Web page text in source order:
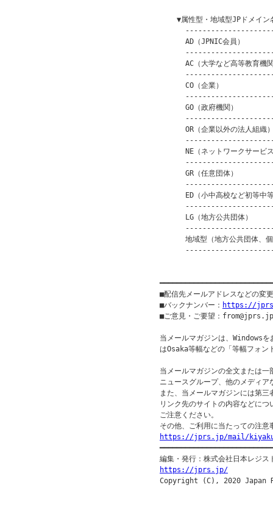
▼属性型・地域型JPドメイン
AD（JPNIC会員）
AC（大学など高等教育
CO（企業）
GO（政府機関）
OR（企業以外の法人組
NE（ネットワークサー
GR（任意団体）
ED（小中高校など初等中
LG（地方公共団体）
地域型（地方公共団体、
■配信先メールアドレスなどの変
■バックナンバー： https://
■ご意見・ご要望：from@jprs.jp
当メールマガジンは、Windowsを
はOsaka等幅などの「等幅フォン
当メールマガジンの全文または一
ニュースグループ、他のメディ
また、当メールマガジンには第
リンク先のサイトの内容などに
ご注意ください。
https://jprs.jp/mail/
https://jprs.jp/